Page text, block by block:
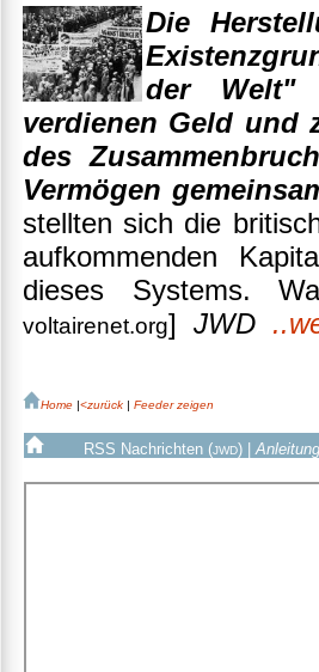
Die
der Welt"
verdienen Geld und
des
Vermögen
stellten sich die
aufkommenden
dieses Systems.
voltairenet.org] JWD
Home |<zurück | Feeder zeigen